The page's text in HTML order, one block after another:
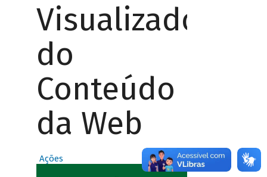
Visualizador
do
Conteúdo
da Web
Ações